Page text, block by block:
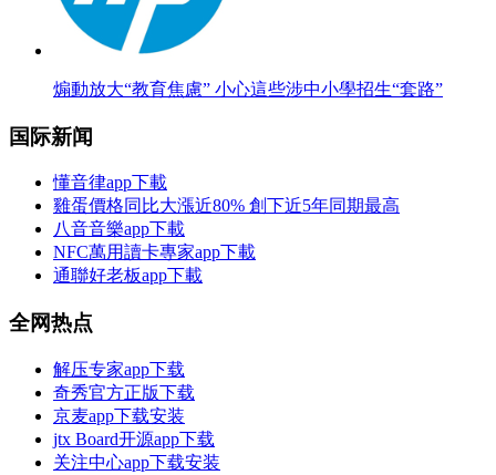
煽動放大“教育焦慮” 小心這些涉中小學招生“套路”
国际新闻
懂音律app下載
雞蛋價格同比大漲近80% 創下近5年同期最高
八音音樂app下載
NFC萬用讀卡專家app下載
通聯好老板app下載
全网热点
解压专家app下载
奇秀官方正版下载
京麦app下载安装
jtx Board开源app下载
关注中心app下载安装